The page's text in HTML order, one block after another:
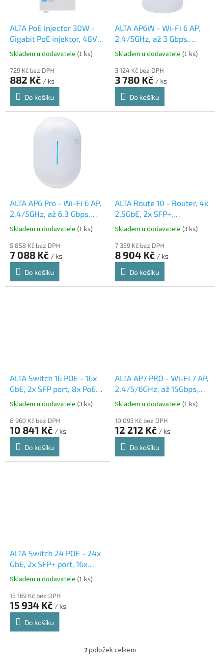
ALTA PoE Injector 30W -
Gigabit PoE injektor, 48V,
30W, včetně napájecího
Skladem u dodavatele (1 ks)
729 Kč bez DPH
882 Kč / ks
Do košíku
ALTA AP6W - Wi-Fi 6 AP,
2.4/5GHz, až 3 Gbps,
Cloud Mgmt, Content
Filtering, 3x Gbit RJ45,
PoE/PoE+
Skladem u dodavatele (1 ks)
3 124 Kč bez DPH
3 780 Kč / ks
Do košíku
ALTA AP6 Pro - Wi-Fi 6 AP,
2.4/5GHz, až 6.3 Gbps,
Cloud Mgmt, Content
Filtering, 1x Gbit RJ45, krytí
IP54, PoE+
Skladem u dodavatele (1 ks)
5 858 Kč bez DPH
7 088 Kč / ks
Do košíku
ALTA Route 10 - Router, 4x
2,5GbE, 2x SFP+,
Bluetooth, 2x PoE/PoE+
Skladem u dodavatele (3 ks)
7 359 Kč bez DPH
8 904 Kč / ks
Do košíku
ALTA Switch 16 POE - 16x
GbE, 2x SFP port, 8x PoE+
(PoE budget 120W)
Skladem u dodavatele (3 ks)
8 960 Kč bez DPH
10 841 Kč / ks
Do košíku
ALTA AP7 PRO - Wi-Fi 7 AP,
2.4/5/6GHz, až 15Gbps,
Cloud Mgmt, Content
Filtering, 1x 10GbE, PoE+
Skladem u dodavatele (1 ks)
10 093 Kč bez DPH
12 212 Kč / ks
Do košíku
ALTA Switch 24 POE - 24x
GbE, 2x SFP+ port, 16x
PoE+ (PoE budget 240W)
Skladem u dodavatele (1 ks)
13 169 Kč bez DPH
15 934 Kč / ks
Do košíku
O
7položek celkem